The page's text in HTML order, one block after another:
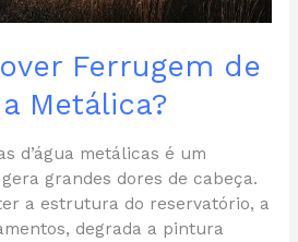
Ferrugem de
Metálica?
d’água metálicas é um
grandes dores de cabeça.
a estrutura do reservatório, a
degrada a pintura